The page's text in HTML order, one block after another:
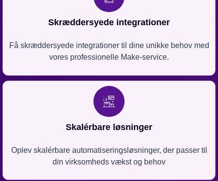
Skræddersyede integrationer
Få skræddersyede integrationer til dine unikke behov med
vores professionelle Make-service.
Skalérbare løsninger
Oplev skalérbare automatiseringsløsninger, der passer til
din virksomheds vækst og behov